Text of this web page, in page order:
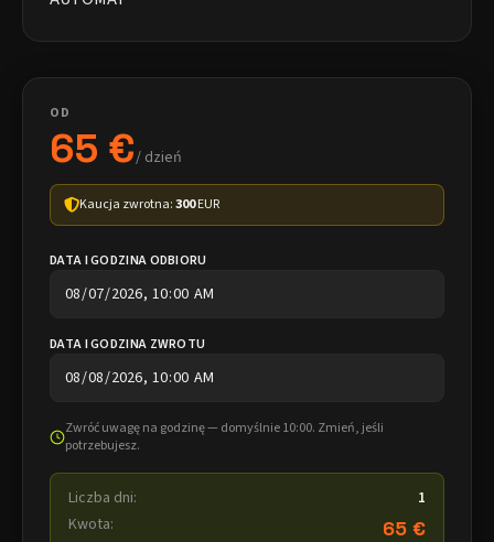
OD
65 €/ dzień
Kaucja zwrotna:300EUR
DATA I GODZINA ODBIORU
DATA I GODZINA ZWROTU
Zwróć uwagę na godzinę — domyślnie 10:00. Zmień, jeśli
potrzebujesz.
Liczba dni:
1
Kwota:
65 €